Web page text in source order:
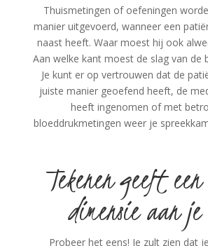
Thuismetingen of oefeningen
manier uitgevoerd, wanneer een
naast heeft. Waar moest hij ook
Aan welke kant moest de slag van de
Je kunt er op vertrouwen dat de
juiste manier geoefend heeft, de
heeft ingenomen of met
bloeddrukmetingen weer je
Tekenen geeft
dimensie aan
Probeer het eens! Je zult zien dat